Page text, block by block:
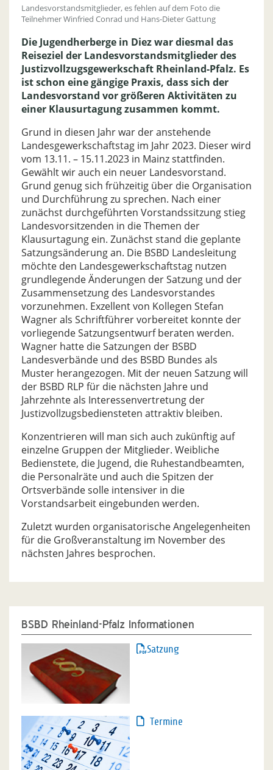
Landesvorstandsmitglieder, es fehlen auf dem Foto die
Teilnehmer Winfried Conrad und Hans-Dieter Gattung
Die Jugendherberge in Diez war diesmal das
Reiseziel der Landesvorstandsmitglieder des
Justizvollzugsgewerkschaft Rheinland-Pfalz. Es
ist schon eine gängige Praxis, dass sich der
Landesvorstand vor größeren Aktivitäten zu
einer Klausurtagung zusammen kommt.
Grund in diesen Jahr war der anstehende
Landesgewerkschaftstag im Jahr 2023. Dieser wird
vom 13.11. – 15.11.2023 in Mainz stattfinden.
Gewählt wir auch ein neuer Landesvorstand.
Grund genug sich frühzeitig über die Organisation
und Durchführung zu sprechen. Nach einer
zunächst durchgeführten Vorstandssitzung stieg
Landesvorsitzenden in die Themen der
Klausurtagung ein. Zunächst stand die geplante
Satzungsänderung an. Die BSBD Landesleitung
möchte den Landesgewerkschaftstag nutzen
grundlegende Änderungen der Satzung und der
Zusammensetzung des Landesvorstandes
vorzunehmen. Exzellent von Kollegen Stefan
Wagner als Schriftführer vorbereitet konnte der
vorliegende Satzungsentwurf beraten werden.
Wagner hatte die Satzungen der BSBD
Landesverbände und des BSBD Bundes als
Muster herangezogen. Mit der neuen Satzung will
der BSBD RLP für die nächsten Jahre und
Jahrzehnte als Interessenvertretung der
Justizvollzugsbediensteten attraktiv bleiben.
Konzentrieren will man sich auch zukünftig auf
einzelne Gruppen der Mitglieder. Weibliche
Bedienstete, die Jugend, die Ruhestandbeamten,
die Personalräte und auch die Spitzen der
Ortsverbände solle intensiver in die
Vorstandsarbeit eingebunden werden.
Zuletzt wurden organisatorische Angelegenheiten
für die Großveranstaltung im November des
nächsten Jahres besprochen.
BSBD Rheinland-Pfalz Informationen
Satzung
Termine